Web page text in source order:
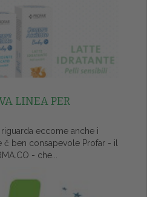
LINEA PER
eccome anche i
ben consapevole Profar - il
- che...